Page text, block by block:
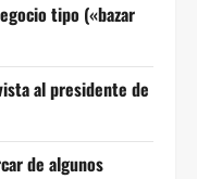
tipo («bazar
al presidente de
de algunos